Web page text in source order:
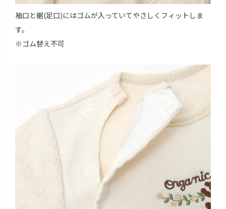
袖口と裾(足口)にはゴムが入っていてやさしくフィットしま
す。
※ゴム替え不可